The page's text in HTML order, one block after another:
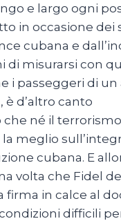
e largo ogni
in occasione dei
cubana e
misurarsi con
i passeggeri di un
è d’altro canto
che né il
meglio
cubana. E
volta che Fidel
in calce al
difficili